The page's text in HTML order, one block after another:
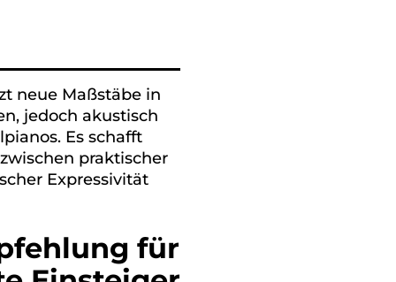
neue Maßstäbe in
jedoch akustisch
Es schafft
praktischer
Expressivität
für